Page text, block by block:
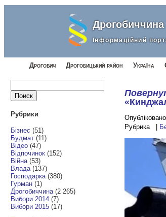
Інформаційний
Дрогобич Дрогобицький район Україна
Рубрики
Бізнес (51)
Будмат (11)
Відео (47)
Відпочинок (152)
Війна (53)
Влада (137)
Господарка (380)
Гурман (1)
Дрогобиччина (2 265)
Вибори 2014 (7)
Вибори 2015 (17)
Рубрика |